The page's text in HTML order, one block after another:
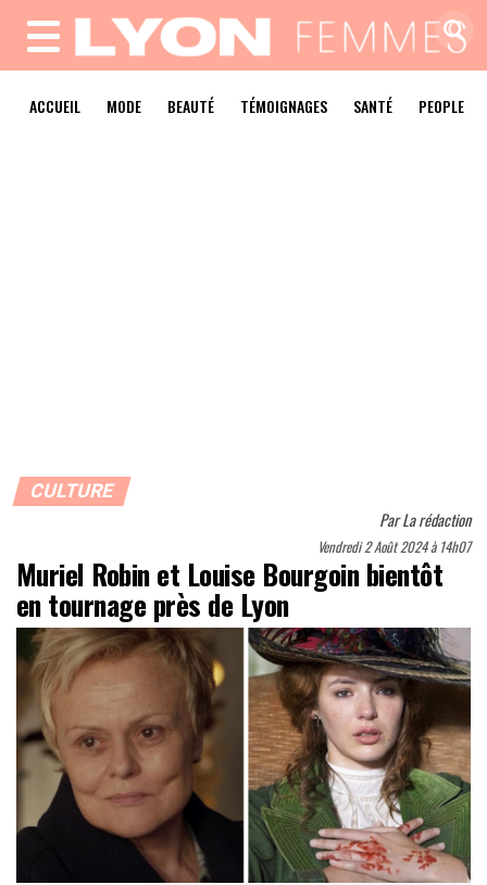
MENU
ACCUEIL MODE BEAUTÉ TÉMOIGNAGES SANTÉ PEOPLE
CULTURE
ParLa rédaction
Vendredi 2 Août 2024 à 14h07
Muriel Robin et Louise Bourgoin bientôt
en tournage près de Lyon